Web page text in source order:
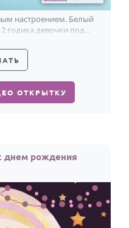
настроением. Белый
годика девочки под
ОТКРЫТКУ
днем рождения